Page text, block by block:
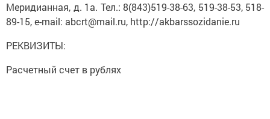
Меридианная, д. 1а. Тел.: 8(843)519-38-63, 519-38-53, 518-
89-15, e-mail: abcrt@mail.ru, http://akbarssozidanie.ru
РЕКВИЗИТЫ:
Расчетный счет в рублях